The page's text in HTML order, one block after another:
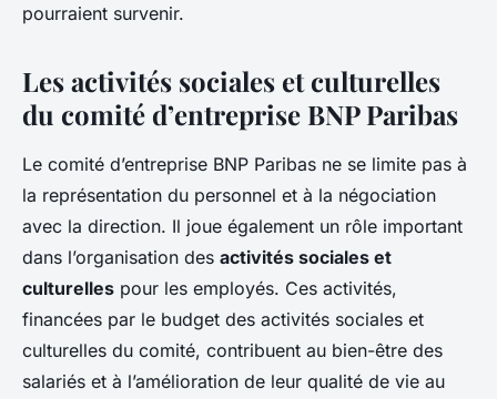
pourraient survenir.
Les activités sociales et culturelles
du comité d’entreprise BNP Paribas
Le comité d’entreprise BNP Paribas ne se limite pas à
la représentation du personnel et à la négociation
avec la direction. Il joue également un rôle important
dans l’organisation des activités sociales et
culturelles pour les employés. Ces activités,
financées par le budget des activités sociales et
culturelles du comité, contribuent au bien-être des
salariés et à l’amélioration de leur qualité de vie au